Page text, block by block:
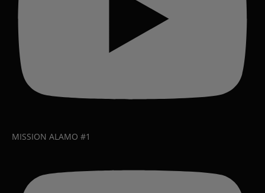
MISSION ALAMO #1